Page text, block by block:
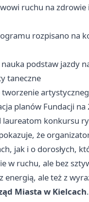
ruchu na zdrowie i
rozpisano na
nauka podstaw jazdy
taneczne
tworzenie
planów Fundacji
laureatom konkursu
że
jak i o dorosłych,
w ruchu, ale bez
energią, ale też z
Miasta w Kielcach.